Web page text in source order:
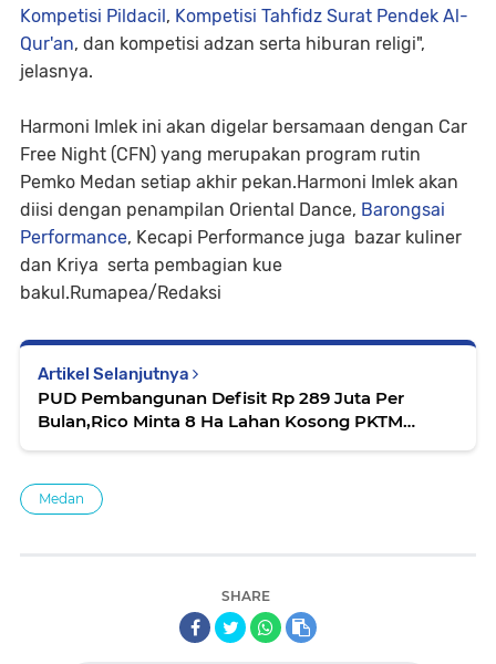
Kompetisi Pildacil, Kompetisi Tahfidz Surat Pendek Al-
Qur'an, dan kompetisi adzan serta hiburan religi",
jelasnya.
Harmoni Imlek ini akan digelar bersamaan dengan Car
Free Night (CFN) yang merupakan program rutin
Pemko Medan setiap akhir pekan.Harmoni Imlek akan
diisi dengan penampilan Oriental Dance, Barongsai
Performance, Kecapi Performance juga bazar kuliner
dan Kriya serta pembagian kue
bakul.Rumapea/Redaksi
Artikel Selanjutnya
PUD Pembangunan Defisit Rp 289 Juta Per
Bulan,Rico Minta 8 Ha Lahan Kosong PKTM
Medan
SHARE